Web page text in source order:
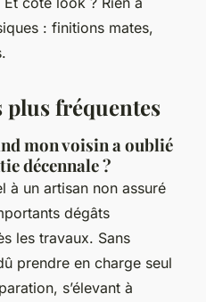
: finitions mates,
plus fréquentes
mon voisin a oublié
décennale ?
à un artisan non assuré
dégâts
les travaux. Sans
prendre en charge seul
s’élevant à